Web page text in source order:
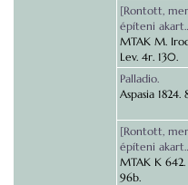
[Rontott,
építeni
MTAK M.
Lev. 4r. 130.
Palladio.
Aspasia 1824.
[Rontott,
építeni
MTAK K 642.
96b.